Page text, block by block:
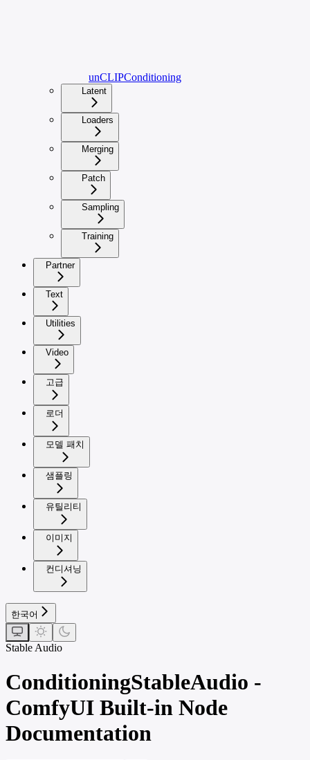
unCLIPConditioning
Latent
Loaders
Merging
Patch
Sampling
Training
Partner
Text
Utilities
Video
고급
로더
모델 패치
샘플링
유틸리티
이미지
컨디셔닝
한국어
Stable Audio
ConditioningStableAudio -
ComfyUI Built-in Node
Documentation